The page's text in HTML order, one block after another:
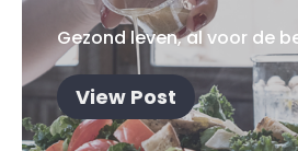
Gezond leven, al voor de
View Post